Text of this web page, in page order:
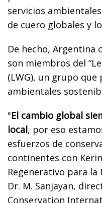
servicios
de cuero globales y
De hecho, Argentina
son miembros del
(LWG), un grupo
ambientales
"El cambio global
local, por eso
esfuerzos de
continentes con
Regenerativo para
Dr. M. Sanjayan,
Conservation